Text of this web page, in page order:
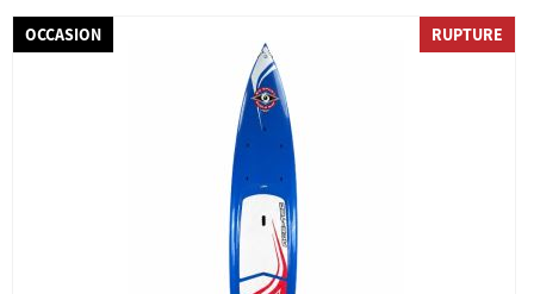
OCCASION RUPTURE